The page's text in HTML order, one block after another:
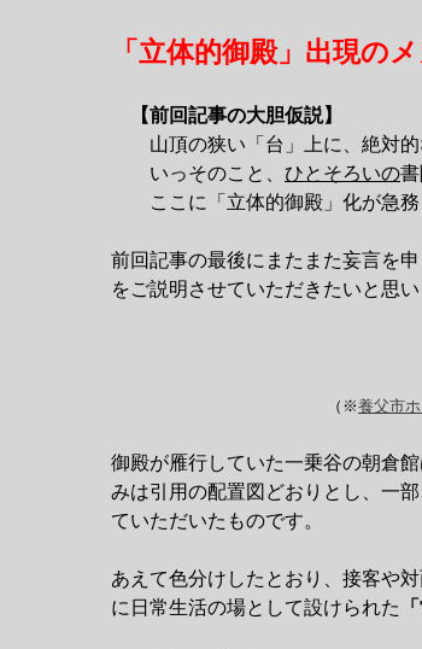
「立体的御殿」出現の
【前回記事の大胆仮説】
山頂の狭い「台」上に、絶対的
いっそのこと、 ひとそろいの
ここに「立体的御殿」化が急務
前回記事の最後にまたまた妄言を
をご説明させていただきたいと思い
（※養父市
御殿が雁行していた一乗谷の朝倉
みは引用の配置図どおりとし、一
ていただいたものです。
あえて色分けしたとおり、接客や
に日常生活の場として設けられた